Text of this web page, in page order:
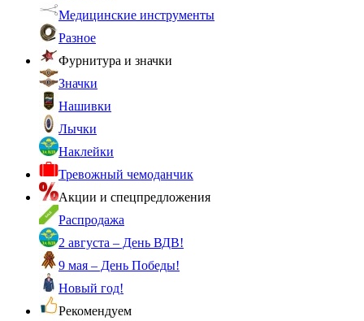
Медицинские инструменты
Разное
Фурнитура и значки
Значки
Нашивки
Лычки
Наклейки
Тревожный чемоданчик
Акции и спецпредложения
Распродажа
2 августа – День ВДВ!
9 мая – День Победы!
Новый год!
Рекомендуем